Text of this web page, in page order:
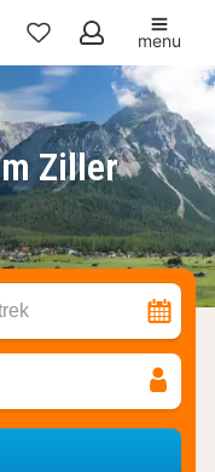
Mijn
favorieten
menu
Ziller